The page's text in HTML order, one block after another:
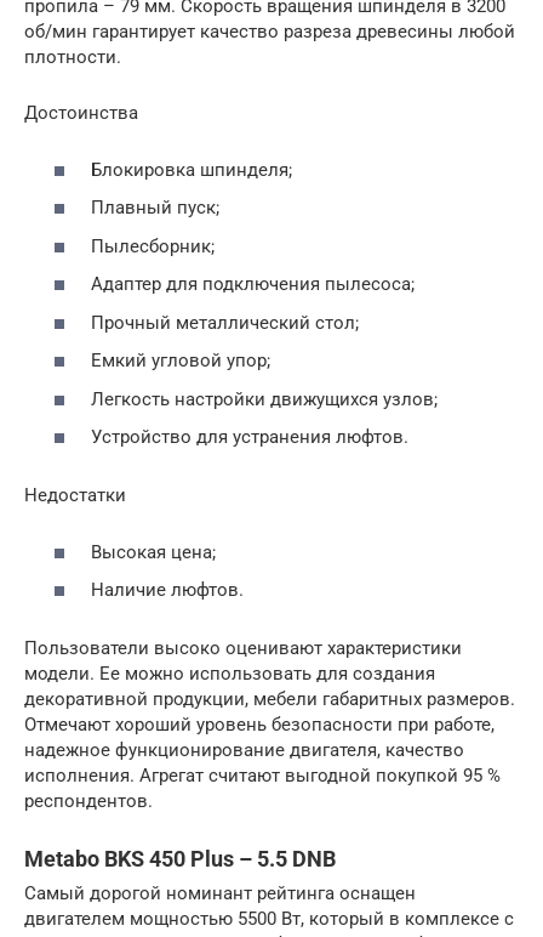
пропила – 79 мм. Скорость вращения шпинделя в 3200
об/мин гарантирует качество разреза древесины любой
плотности.
Достоинства
Блокировка шпинделя;
Плавный пуск;
Пылесборник;
Адаптер для подключения пылесоса;
Прочный металлический стол;
Емкий угловой упор;
Легкость настройки движущихся узлов;
Устройство для устранения люфтов.
Недостатки
Высокая цена;
Наличие люфтов.
Пользователи высоко оценивают характеристики
модели. Ее можно использовать для создания
декоративной продукции, мебели габаритных размеров.
Отмечают хороший уровень безопасности при работе,
надежное функционирование двигателя, качество
исполнения. Агрегат считают выгодной покупкой 95 %
респондентов.
Metabo BKS 450 Plus – 5.5 DNB
Самый дорогой номинант рейтинга оснащен
двигателем мощностью 5500 Вт, который в комплексе с